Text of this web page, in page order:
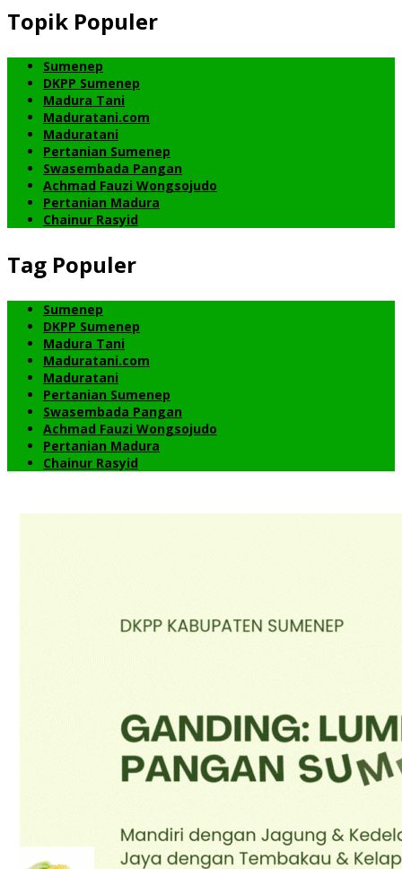
Topik Populer
Sumenep
DKPP Sumenep
Madura Tani
Maduratani.com
Maduratani
Pertanian Sumenep
Swasembada Pangan
Achmad Fauzi Wongsojudo
Pertanian Madura
Chainur Rasyid
Tag Populer
Sumenep
DKPP Sumenep
Madura Tani
Maduratani.com
Maduratani
Pertanian Sumenep
Swasembada Pangan
Achmad Fauzi Wongsojudo
Pertanian Madura
Chainur Rasyid